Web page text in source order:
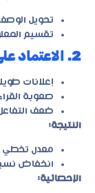
تحويل
تقسيم
2. الاعتماد على النصوص فقط
إعلانات
صعوبة
ضعف
النتيجة:
معدل تخطي
انخفاض
الإحصائية: